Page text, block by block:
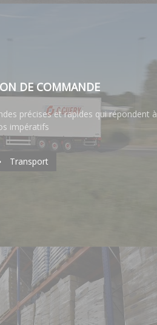
DE COMMANDE
précises et rapides qui répondent à
impératifs
Transport